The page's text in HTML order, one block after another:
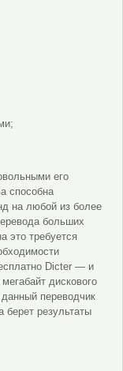
его
способна
на любой из более
больших
это требуется
Dicter — и
дискового
переводчик
берет результаты